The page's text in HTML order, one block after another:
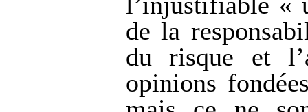
de la
du risque et
opinions